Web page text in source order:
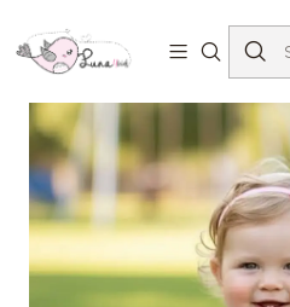
Bebé 0-24 meses